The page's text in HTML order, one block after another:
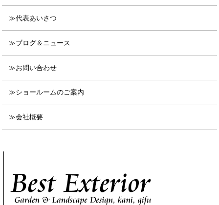
代表あいさつ
ブログ＆ニュース
お問い合わせ
ショールームのご案内
会社概要